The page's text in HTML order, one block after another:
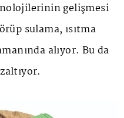
gelişmesi
sulama, ısıtma
alıyor. Bu da